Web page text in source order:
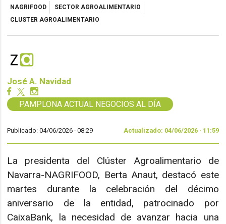
NAGRIFOOD
SECTOR AGROALIMENTARIO
CLUSTER AGROALIMENTARIO
José A. Navidad
PAMPLONA ACTUAL NEGOCIOS AL DÍA
Publicado: 04/06/2026 ·08:29 Actualizado: 04/06/2026 · 11:59
La presidenta del Clúster Agroalimentario de
Navarra-NAGRIFOOD, Berta Anaut, destacó este
martes durante la celebración del décimo
aniversario de la entidad, patrocinado por
CaixaBank, la necesidad de avanzar hacia una